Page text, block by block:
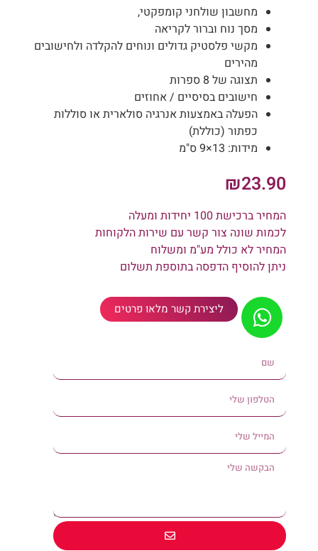
מחשבון שולחני קומפקטי,
מסך נוח וברור לקריאה
מקשי פלסטיק גדולים ונוחים להקלדה ולחישובים
מהירים
תצוגה של 8 ספרות
חישובים בסיסיים / אחוזים
הפעלה באמצעות אנרגיה סולארית או סוללות
כפתור (כוללת)
מידות: 13×9 ס"מ
₪23.90
המחיר ברכישת 100 יחידות ומעלה
לכמות שונה צור קשר עם שירות הלקוחות
המחיר לא כולל מע"מ ומשלוח
ניתן להוסיף הדפסה בתוספת תשלום
ליצירת קשר מלאו פרטים